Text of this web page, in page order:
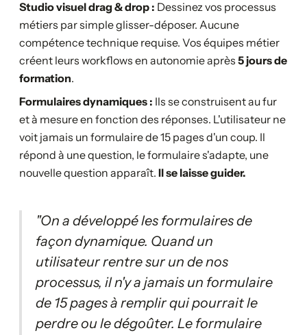
Studio visuel drag & drop : Dessinez vos processus
métiers par simple glisser-déposer. Aucune
compétence technique requise. Vos équipes métier
créent leurs workflows en autonomie après 5 jours de
formation.
Formulaires dynamiques : Ils se construisent au fur
et à mesure en fonction des réponses. L'utilisateur ne
voit jamais un formulaire de 15 pages d'un coup. Il
répond à une question, le formulaire s'adapte, une
nouvelle question apparaît. Il se laisse guider.
"On a développé les formulaires de
façon dynamique. Quand un
utilisateur rentre sur un de nos
processus, il n'y a jamais un formulaire
de 15 pages à remplir qui pourrait le
perdre ou le dégoûter. Le formulaire